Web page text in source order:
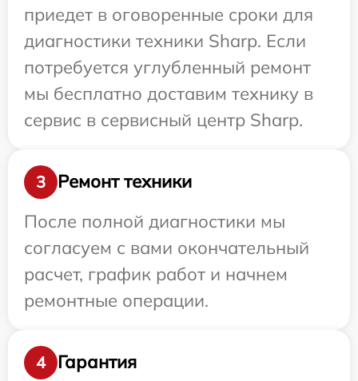
приедет в оговоренные сроки для
диагностики техники Sharp. Если
потребуется углубленный ремонт
мы бесплатно доставим технику в
сервис в сервисный центр Sharp.
3
Ремонт техники
После полной диагностики мы
согласуем с вами окончательный
расчет, график работ и начнем
ремонтные операции.
4
Гарантия